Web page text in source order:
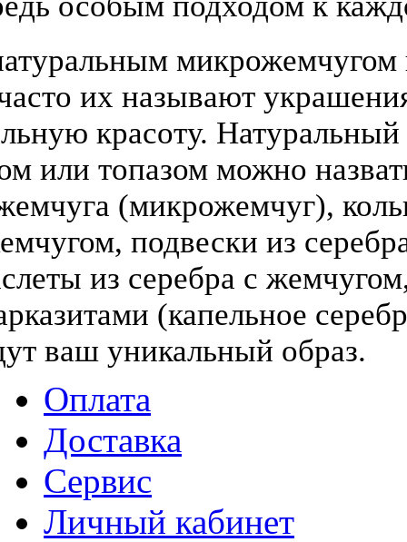
микрожемчугом
их называют
красоту.
или топазом можно
(микрожемчуг),
подвески из
из серебра с
(капельное
ваш уникальный образ.
Оплата
Доставка
Сервис
Личный кабинет